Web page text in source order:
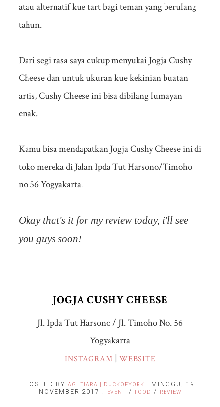
atau alternatif kue tart bagi teman yang berulang
tahun.
Dari segi rasa saya cukup menyukai Jogja Cushy
Cheese dan untuk ukuran kue kekinian buatan
artis, Cushy Cheese ini bisa dibilang lumayan
enak.
Kamu bisa mendapatkan Jogja Cushy Cheese ini di
toko mereka di Jalan Ipda Tut Harsono/Timoho
no 56 Yogyakarta.
Okay that's it for my review today, i'll see
you guys soon!
JOGJA CUSHY CHEESE
Jl. Ipda Tut Harsono / Jl. Timoho No. 56
Yogyakarta
INSTAGRAM | WEBSITE
POSTED BY AGI TIARA | DUCKOFYORK
MINGGU, 19
NOVEMBER 2017
EVENT / FOOD / REVIEW